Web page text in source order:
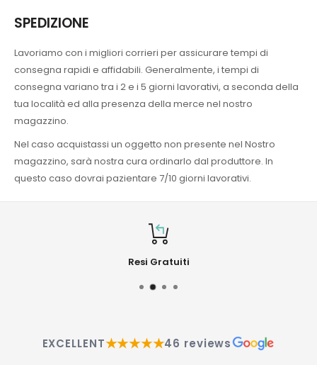
SPEDIZIONE
Lavoriamo con i migliori corrieri per assicurare tempi di
consegna rapidi e affidabili. Generalmente, i tempi di
consegna variano tra i 2 e i 5 giorni lavorativi, a seconda della
tua località ed alla presenza della merce nel nostro
magazzino.
Nel caso acquistassi un oggetto non presente nel Nostro
magazzino, sarà nostra cura ordinarlo dal produttore. In
questo caso dovrai pazientare 7/10 giorni lavorativi.
Resi Gratuiti
EXCELLENT★★★★★46 reviews